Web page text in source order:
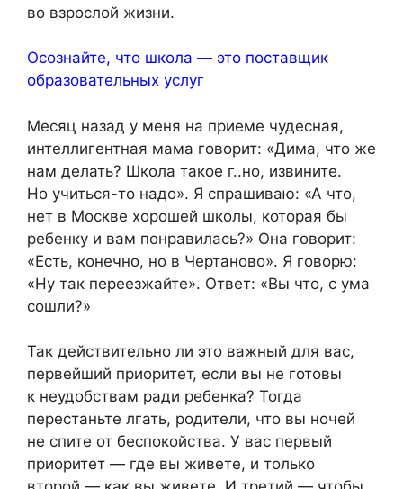
во взрослой жизни.
Осознайте, что школа — это поставщик
образовательных услуг
Месяц назад у меня на приеме чудесная,
интеллигентная мама говорит: «Дима, что же
нам делать? Школа такое г..но, извините.
Но учиться-то надо». Я спрашиваю: «А что,
нет в Москве хорошей школы, которая бы
ребенку и вам понравилась?» Она говорит:
«Есть, конечно, но в Чертаново». Я говорю:
«Ну так переезжайте». Ответ: «Вы что, с ума
сошли?»
Так действительно ли это важный для вас,
первейший приоритет, если вы не готовы
к неудобствам ради ребенка? Тогда
перестаньте лгать, родители, что вы ночей
не спите от беспокойства. У вас первый
приоритет — где вы живете, и только